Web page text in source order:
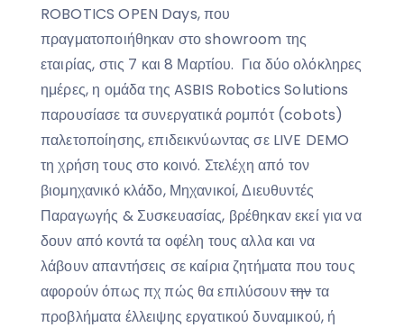
ROBOTICS OPEN Days, που
πραγματοποιήθηκαν στο showroom της
εταιρίας, στις 7 και 8 Μαρτίου. Για δύο ολόκληρες
ημέρες, η ομάδα της ASBIS Robotics Solutions
παρουσίασε τα συνεργατικά ρομπότ (cobots)
παλετοποίησης, επιδεικνύωντας σε LIVE DEMO
τη χρήση τους στο κοινό. Στελέχη από τον
βιομηχανικό κλάδο, Μηχανικοί, Διευθυντές
Παραγωγής & Συσκευασίας, βρέθηκαν εκεί για να
δουν από κοντά τα οφέλη τους αλλα και να
λάβουν απαντήσεις σε καίρια ζητήματα που τους
αφορούν όπως πχ πώς θα επιλύσουντηντα
προβλήματα έλλειψης εργατικού δυναμικού, ή